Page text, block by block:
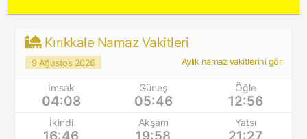
Kırıkkale Namaz Vakitleri
9 Ağustos 2026 Aylık namaz vakitlerini gör
İmsak
04:08
Güneş
05:46
Öğle
12:56
İkindi Akşam Yatsı